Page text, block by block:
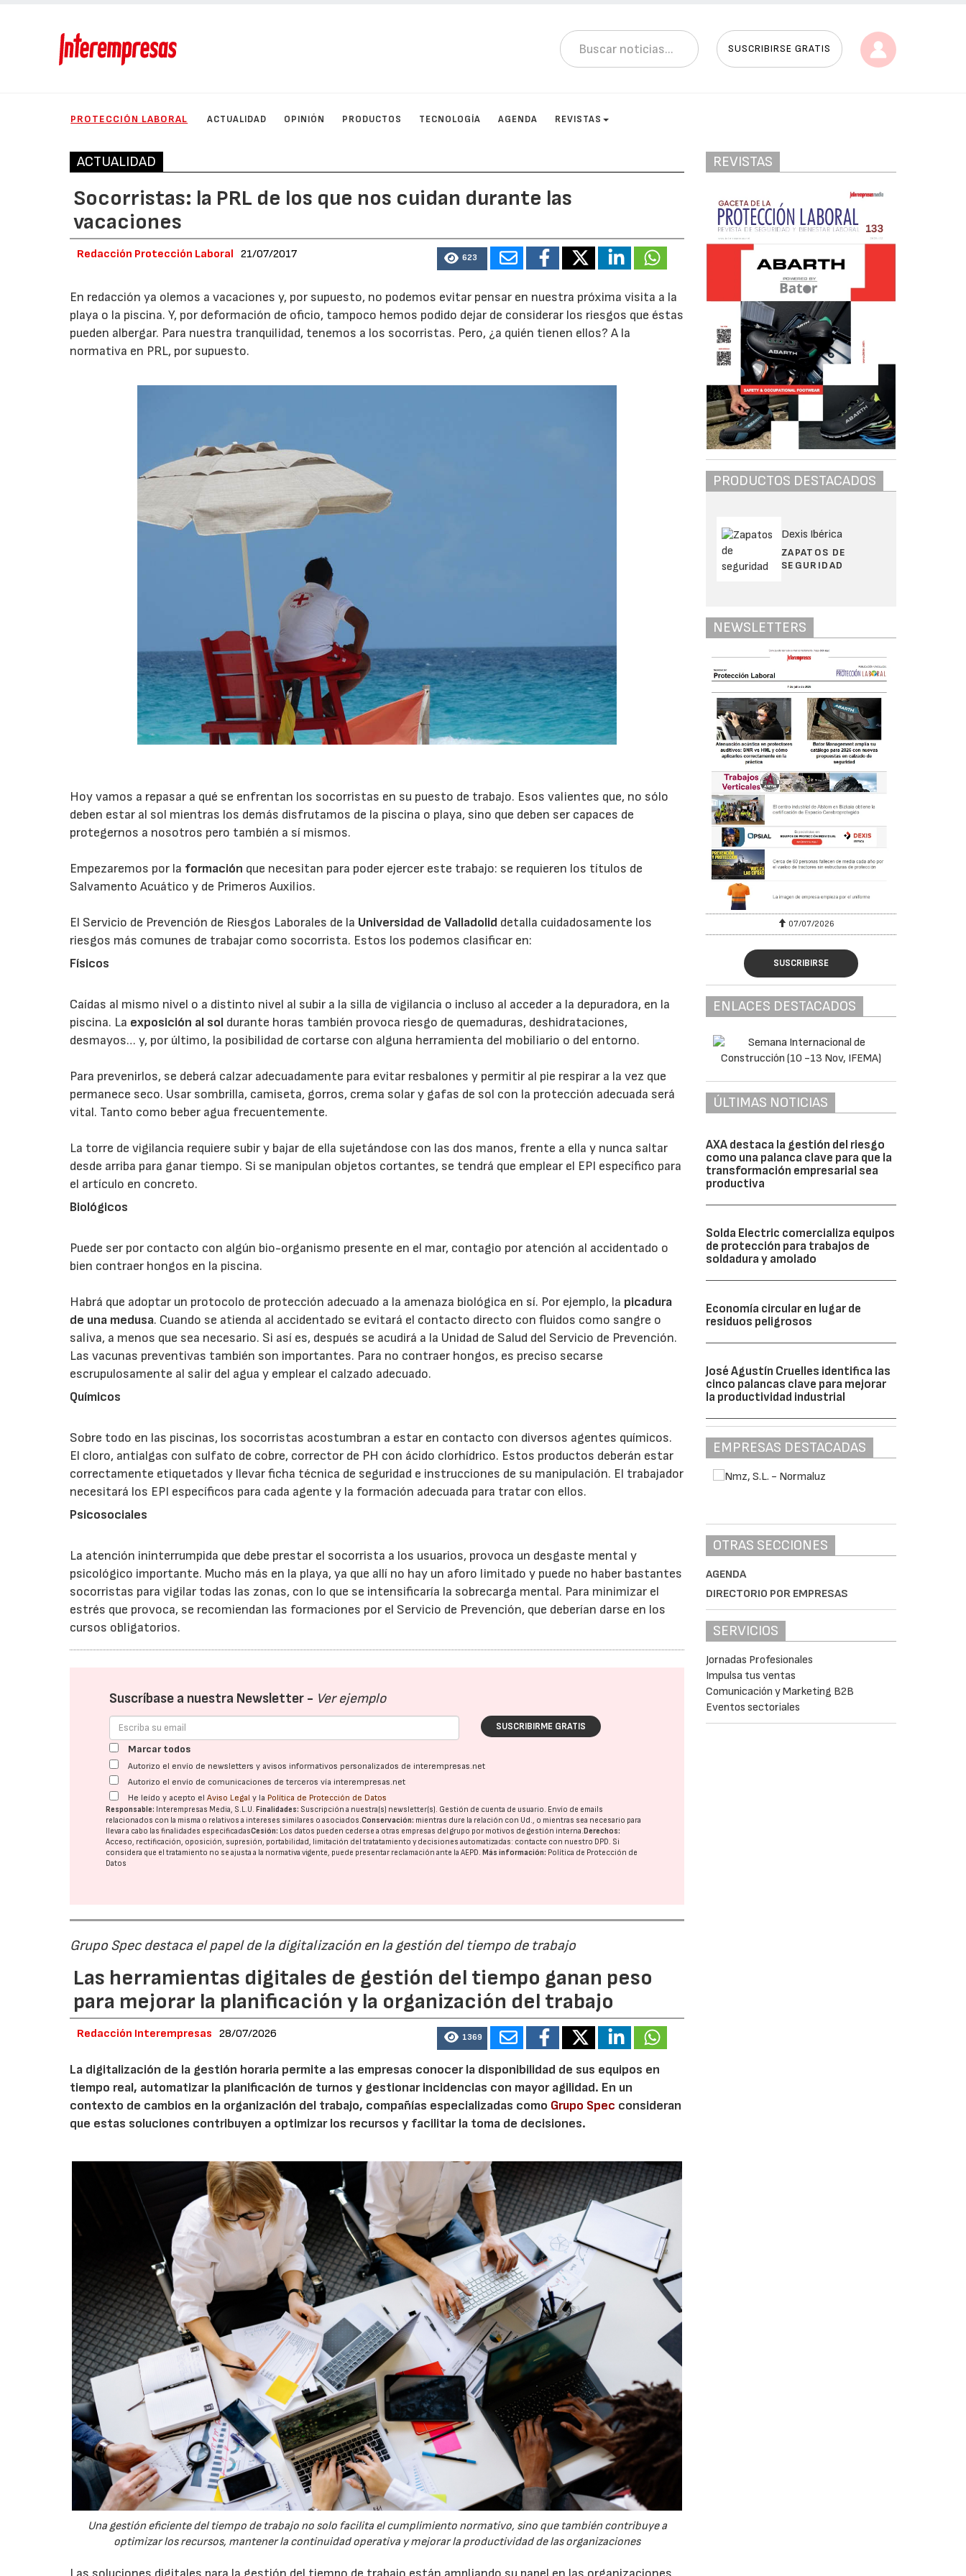
SUSCRIBIRSE GRATIS
PROTECCIÓN LABORAL ACTUALIDAD OPINIÓN PRODUCTOS TECNOLOGÍA AGENDA REVISTAS
ACTUALIDAD
Socorristas: la PRL de los que nos cuidan durante las
vacaciones
Redacción Protección Laboral 21/07/2017 623
En redacción ya olemos a vacaciones y, por supuesto, no podemos evitar pensar en nuestra próxima visita a la
playa o la piscina. Y, por deformación de oficio, tampoco hemos podido dejar de considerar los riesgos que éstas
pueden albergar. Para nuestra tranquilidad, tenemos a los socorristas. Pero, ¿a quién tienen ellos? A la
normativa en PRL, por supuesto.
Hoy vamos a repasar a qué se enfrentan los socorristas en su puesto de trabajo. Esos valientes que, no sólo
deben estar al sol mientras los demás disfrutamos de la piscina o playa, sino que deben ser capaces de
protegernos a nosotros pero también a sí mismos.
Empezaremos por la formación que necesitan para poder ejercer este trabajo: se requieren los títulos de
Salvamento Acuático y de Primeros Auxilios.
El Servicio de Prevención de Riesgos Laborales de la Universidad de Valladolid detalla cuidadosamente los
riesgos más comunes de trabajar como socorrista. Estos los podemos clasificar en:
Físicos
Caídas al mismo nivel o a distinto nivel al subir a la silla de vigilancia o incluso al acceder a la depuradora, en la
piscina. La exposición al sol durante horas también provoca riesgo de quemaduras, deshidrataciones,
desmayos… y, por último, la posibilidad de cortarse con alguna herramienta del mobiliario o del entorno.
Para prevenirlos, se deberá calzar adecuadamente para evitar resbalones y permitir al pie respirar a la vez que
permanece seco. Usar sombrilla, camiseta, gorros, crema solar y gafas de sol con la protección adecuada será
vital. Tanto como beber agua frecuentemente.
La torre de vigilancia requiere subir y bajar de ella sujetándose con las dos manos, frente a ella y nunca saltar
desde arriba para ganar tiempo. Si se manipulan objetos cortantes, se tendrá que emplear el EPI específico para
el artículo en concreto.
Biológicos
Puede ser por contacto con algún bio-organismo presente en el mar, contagio por atención al accidentado o
bien contraer hongos en la piscina.
Habrá que adoptar un protocolo de protección adecuado a la amenaza biológica en sí. Por ejemplo, la picadura
de una medusa. Cuando se atienda al accidentado se evitará el contacto directo con fluidos como sangre o
saliva, a menos que sea necesario. Si así es, después se acudirá a la Unidad de Salud del Servicio de Prevención.
Las vacunas preventivas también son importantes. Para no contraer hongos, es preciso secarse
escrupulosamente al salir del agua y emplear el calzado adecuado.
Químicos
Sobre todo en las piscinas, los socorristas acostumbran a estar en contacto con diversos agentes químicos.
El cloro, antialgas con sulfato de cobre, corrector de PH con ácido clorhídrico. Estos productos deberán estar
correctamente etiquetados y llevar ficha técnica de seguridad e instrucciones de su manipulación. El trabajador
necesitará los EPI específicos para cada agente y la formación adecuada para tratar con ellos.
Psicosociales
La atención ininterrumpida que debe prestar el socorrista a los usuarios, provoca un desgaste mental y
psicológico importante. Mucho más en la playa, ya que allí no hay un aforo limitado y puede no haber bastantes
socorristas para vigilar todas las zonas, con lo que se intensificaría la sobrecarga mental. Para minimizar el
estrés que provoca, se recomiendan las formaciones por el Servicio de Prevención, que deberían darse en los
cursos obligatorios.
Suscríbase a nuestra Newsletter - Ver ejemplo
SUSCRIBIRME GRATIS
Marcar todos
Autorizo el envío de newsletters y avisos informativos personalizados de interempresas.net
Autorizo el envío de comunicaciones de terceros vía interempresas.net
He leído y acepto elAviso Legal y la Política de Protección de Datos
Responsable: Interempresas Media, S.L.U.Finalidades: Suscripción a nuestra(s) newsletter(s). Gestión de cuenta de usuario. Envío de emails
relacionados con la misma o relativos a intereses similares o asociados.Conservación: mientras dure la relación con Ud., o mientras sea necesario para
llevar a cabo las finalidades especificadasCesión: Los datos pueden cederse a otras empresas del grupo por motivos de gestión interna.Derechos:
Acceso, rectificación, oposición, supresión, portabilidad, limitación del tratatamiento y decisiones automatizadas: contacte con nuestro DPD. Si
considera que el tratamiento no se ajusta a la normativa vigente, puede presentar reclamación ante laAEPD.Más información: Política de Protección de
Datos
Grupo Spec destaca el papel de la digitalización en la gestión del tiempo de trabajo
Las herramientas digitales de gestión del tiempo ganan peso
para mejorar la planificación y la organización del trabajo
Redacción Interempresas 28/07/2026 1369
La digitalización de la gestión horaria permite a las empresas conocer la disponibilidad de sus equipos en
tiempo real, automatizar la planificación de turnos y gestionar incidencias con mayor agilidad. En un
contexto de cambios en la organización del trabajo, compañías especializadas como Grupo Spec consideran
que estas soluciones contribuyen a optimizar los recursos y facilitar la toma de decisiones.
Una gestión eficiente del tiempo de trabajo no solo facilita el cumplimiento normativo, sino que también contribuye a
optimizar los recursos, mantener la continuidad operativa y mejorar la productividad de las organizaciones
REVISTAS
PRODUCTOS DESTACADOS
Dexis Ibérica
ZAPATOS DE
SEGURIDAD
NEWSLETTERS
07/07/2026 21/07/2026 07/07/2026
SUSCRIBIRSE
ENLACES DESTACADOS
ÚLTIMAS NOTICIAS
AXA destaca la gestión del riesgo
como una palanca clave para que la
transformación empresarial sea
productiva
Solda Electric comercializa equipos
de protección para trabajos de
soldadura y amolado
Economía circular en lugar de
residuos peligrosos
José Agustín Cruelles identifica las
cinco palancas clave para mejorar
la productividad industrial
EMPRESAS DESTACADAS
OTRAS SECCIONES
AGENDA
DIRECTORIO POR EMPRESAS
SERVICIOS
Jornadas Profesionales
Impulsa tus ventas
Comunicación y Marketing B2B
Eventos sectoriales